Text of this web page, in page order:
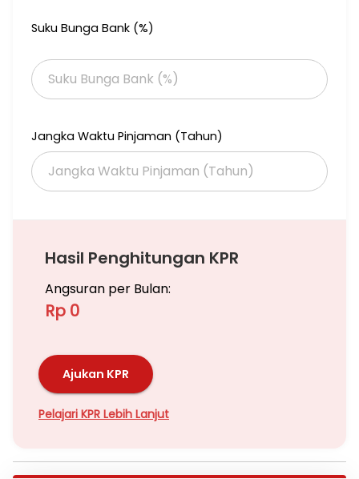
Suku Bunga Bank (%)
Jangka Waktu Pinjaman (Tahun)
Hasil Penghitungan KPR
Angsuran per Bulan:
Rp 0
Ajukan KPR
Pelajari KPR Lebih Lanjut